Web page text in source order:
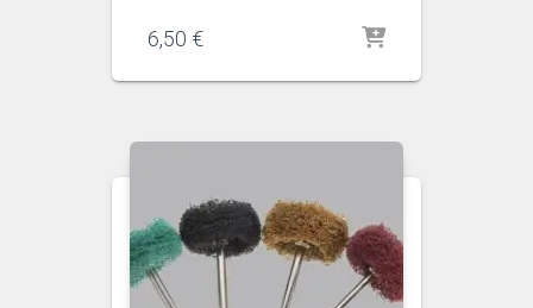
6,50 €